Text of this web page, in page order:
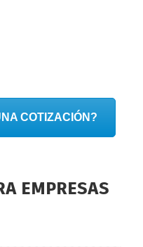
COTIZACIÓN?
EMPRESAS